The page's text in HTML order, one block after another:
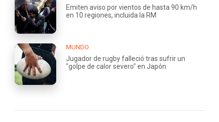
Emiten aviso por vientos de hasta 90 km/h
en 10 regiones, incluida la RM
MUNDO
Jugador de rugby falleció tras sufrir un
"golpe de calor severo" en Japón